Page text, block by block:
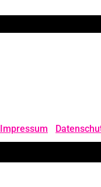
Impressum